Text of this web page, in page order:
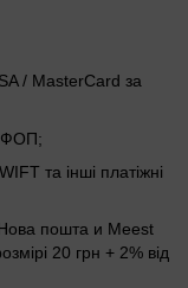
/ MasterCard за
ФОП;
та інші платіжні
пошта и Meest
20 грн + 2% від